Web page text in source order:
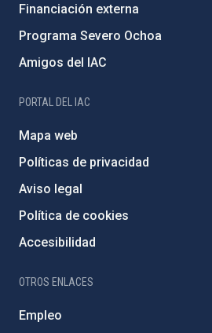
Financiación externa
Programa Severo Ochoa
Amigos del IAC
PORTAL DEL IAC
Mapa web
Políticas de privacidad
Aviso legal
Política de cookies
Accesibilidad
OTROS ENLACES
Empleo